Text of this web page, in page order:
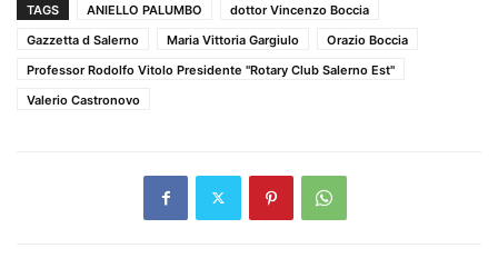
TAGS ANIELLO PALUMBO
dottor Vincenzo Boccia
Gazzetta d Salerno
Maria Vittoria Gargiulo
Orazio Boccia
Professor Rodolfo Vitolo Presidente "Rotary Club Salerno Est"
Valerio Castronovo